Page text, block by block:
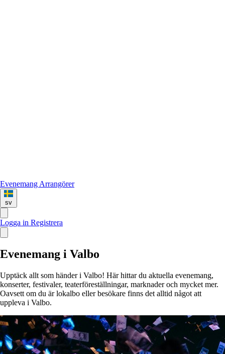
Evenemang Arrangörer
sv
Logga in Registrera
Evenemang i Valbo
Upptäck allt som händer i Valbo! Här hittar du aktuella evenemang,
konserter, festivaler, teaterföreställningar, marknader och mycket mer.
Oavsett om du är lokalbo eller besökare finns det alltid något att
uppleva i Valbo.